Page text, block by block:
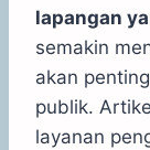
lapangan
semakin
akan
publik.
layanan